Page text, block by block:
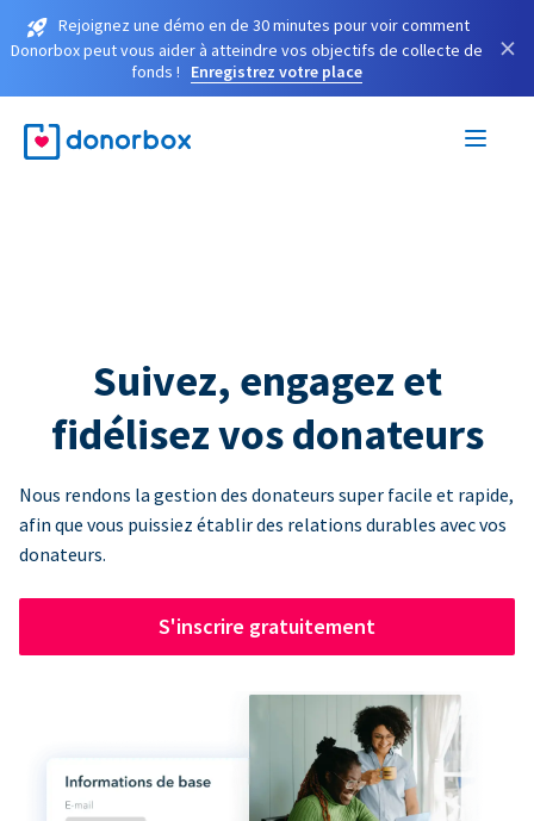
Rejoignez une démo en de 30 minutes pour voir comment
Donorbox peut vous aider à atteindre vos objectifs de collecte de
fonds !
Enregistrez votre place
×
Suivez, engagez et
fidélisez vos donateurs
Nous rendons la gestion des donateurs super facile et rapide,
afin que vous puissiez établir des relations durables avec vos
donateurs.
S'inscrire gratuitement